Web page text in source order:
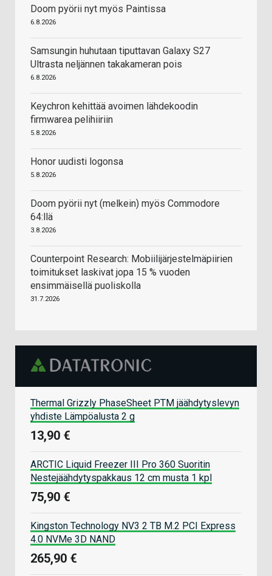
Doom pyörii nyt myös Paintissa
6.8.2026
Samsungin huhutaan tiputtavan Galaxy S27
Ultrasta neljännen takakameran pois
6.8.2026
Keychron kehittää avoimen lähdekoodin
firmwarea pelihiiriin
5.8.2026
Honor uudisti logonsa
5.8.2026
Doom pyörii nyt (melkein) myös Commodore
64:llä
3.8.2026
Counterpoint Research: Mobiilijärjestelmäpiirien
toimitukset laskivat jopa 15 % vuoden
ensimmäisellä puoliskolla
31.7.2026
Thermal Grizzly PhaseSheet PTM jäähdytyslevyn
yhdiste Lämpöalusta 2 g
13,90 €
ARCTIC Liquid Freezer III Pro 360 Suoritin
Nestejäähdytyspakkaus 12 cm musta 1 kpl
75,90 €
Kingston Technology NV3 2 TB M.2 PCI Express
4.0 NVMe 3D NAND
265,90 €